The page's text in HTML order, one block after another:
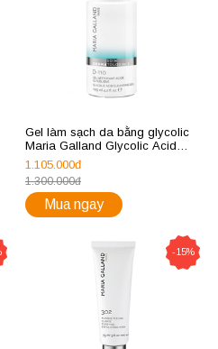
Gel làm sạch da bằng glycolic
Maria Galland Glycolic Acid
Cleansing Gel D-110
1.105.000đ
1.300.000đ
Mua ngay
-15%